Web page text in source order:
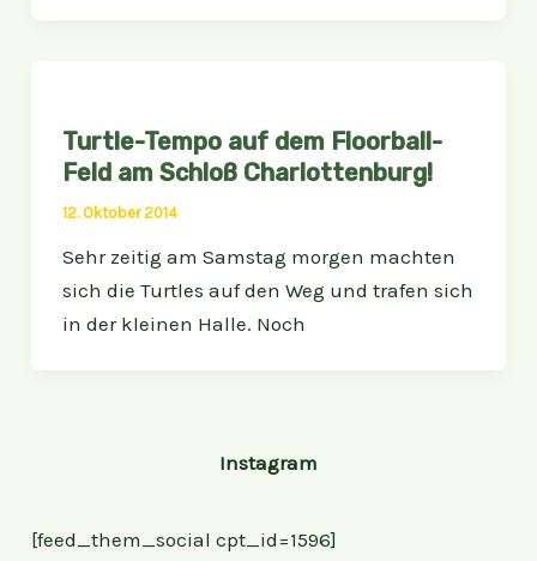
Turtle-Tempo auf dem Floorball-
Feld am Schloß Charlottenburg!
12. Oktober 2014
Sehr zeitig am Samstag morgen machten
sich die Turtles auf den Weg und trafen sich
in der kleinen Halle. Noch
Instagram
[feed_them_social cpt_id=1596]